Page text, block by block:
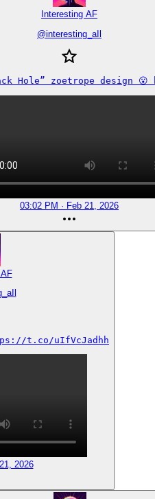
Interesting AF
@interesting_aIl
Hole” zoetrope design 😮
03:02 PM · Feb 21, 2026
t.co/uIfVcJadhh
2026